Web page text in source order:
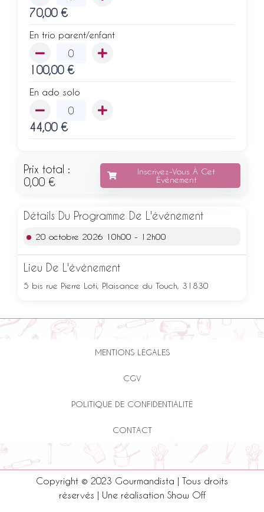
70,00 €
En trio parent/enfant
100,00 €
En ado solo
44,00 €
Prix total :
0,00 €
Inscrivez-Vous À Cet
Événement
Détails Du Programme De L'événement
20 octobre 2026 10h00 - 12h00
Lieu De L'événement
5 bis rue Pierre Loti, Plaisance du Touch, 31830
MENTIONS LÉGALES
CGV
POLITIQUE DE CONFIDENTIALITÉ
CONTACT
Copyright © 2023 Gourmandista | Tous droits
réservés | Une réalisation Show Off